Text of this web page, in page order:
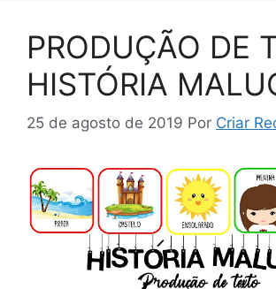
PRODUÇÃO DE
HISTÓRIA
25 de agosto de 2019 Por Criar